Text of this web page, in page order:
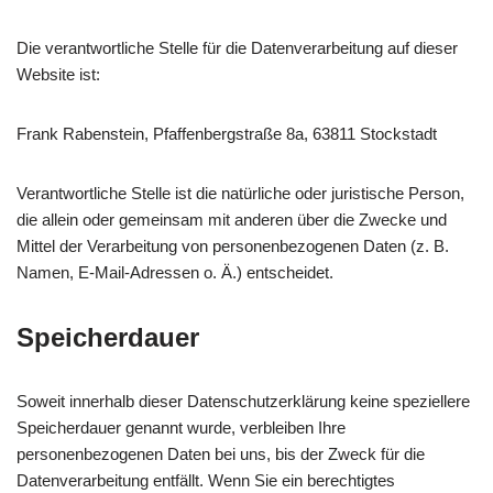
Die verantwortliche Stelle für die Datenverarbeitung auf dieser
Website ist:
Frank Rabenstein, Pfaffenbergstraße 8a, 63811 Stockstadt
Verantwortliche Stelle ist die natürliche oder juristische Person,
die allein oder gemeinsam mit anderen über die Zwecke und
Mittel der Verarbeitung von personenbezogenen Daten (z. B.
Namen, E-Mail-Adressen o. Ä.) entscheidet.
Speicherdauer
Soweit innerhalb dieser Datenschutzerklärung keine speziellere
Speicherdauer genannt wurde, verbleiben Ihre
personenbezogenen Daten bei uns, bis der Zweck für die
Datenverarbeitung entfällt. Wenn Sie ein berechtigtes